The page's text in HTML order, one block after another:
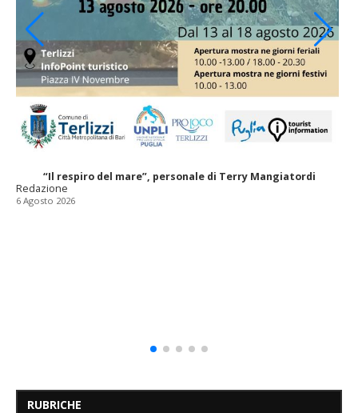
“Il respiro del mare”, personale di Terry Mangiatordi
Redazione
6 Agosto 2026
RUBRICHE